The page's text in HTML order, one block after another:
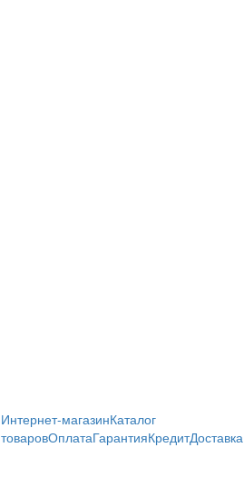
Интернет-магазинКаталог
товаровОплатаГарантияКредитДоставка